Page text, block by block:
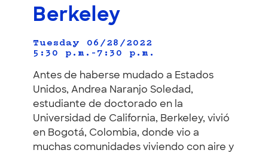
Berkeley
Tuesday 06/28/2022
5:30 p.m.–7:30 p.m.
Antes de haberse mudado a Estados
Unidos, Andrea Naranjo Soledad,
estudiante de doctorado en la
Universidad de California, Berkeley, vivió
en Bogotá, Colombia, donde vio a
muchas comunidades viviendo con aire y